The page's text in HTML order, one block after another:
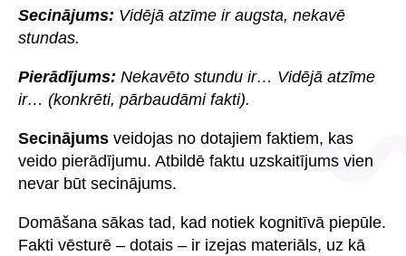
Secinājums: Vidējā atzīme ir augsta, nekavē
stundas.
Pierādījums: Nekavēto stundu ir… Vidējā atzīme
ir… (konkrēti, pārbaudāmi fakti).
Secinājums veidojas no dotajiem faktiem, kas
veido pierādījumu. Atbildē faktu uzskaitījums vien
nevar būt secinājums.
Domāšana sākas tad, kad notiek kognitīvā piepūle.
Fakti vēsturē – dotais – ir izejas materiāls, uz kā